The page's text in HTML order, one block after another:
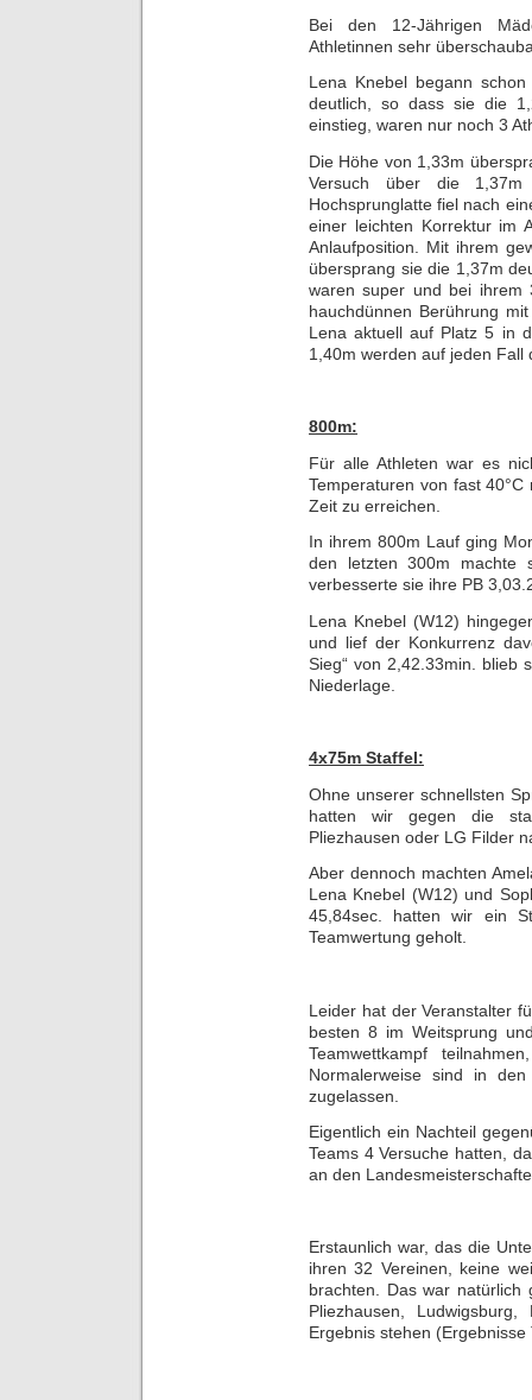
Bei den 12-Jährigen
Athletinnen sehr
Lena Knebel begann
deutlich, so dass sie die
einstieg, waren nur noch 3
Die Höhe von 1,33m
Versuch über die
Hochsprunglatte fiel nach
einer leichten Korrektur im
Anlaufposition. Mit ihrem
übersprang sie die 1,37m
waren super und bei ihrem
hauchdünnen Berührung
Lena aktuell auf Platz 5 in
1,40m werden auf jeden Fall
800m:
Für alle Athleten war es
Temperaturen von fast
Zeit zu erreichen.
In ihrem 800m Lauf ging
den letzten 300m machte
verbesserte sie ihre PB
Lena Knebel (W12)
und lief der Konkurrenz
Sieg“ von 2,42.33min. blieb
Niederlage.
4x75m Staffel:
Ohne unserer schnellsten
hatten wir gegen die
Pliezhausen oder LG Filder
Aber dennoch machten
Lena Knebel (W12) und
45,84sec. hatten wir ein
Teamwertung geholt.
Leider hat der Veranstalter
besten 8 im Weitsprung
Teamwettkampf
Normalerweise sind in
zugelassen.
Eigentlich ein Nachteil
Teams 4 Versuche hatten,
an den
Erstaunlich war, das die
ihren 32 Vereinen, keine
brachten. Das war
Pliezhausen,
Ergebnis stehen